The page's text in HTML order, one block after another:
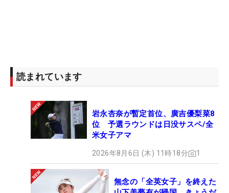
読まれています
岩永杏奈が暫定首位、廣吉優梨菜8
位 予選ラウンドは日没サスペ/全
米女子アマ
2026年8月6日 (木) 11時18分 1
無念の「全英女子」を終えた